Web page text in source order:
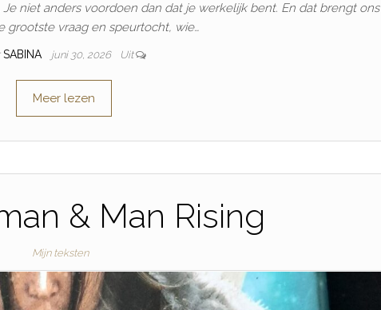
niet anders voordoen dan dat je werkelijk bent. En dat brengt ons
grootste vraag en speurtocht, wie…
SABINA juni 30, 2026 Uit
Meer lezen
& Man Rising
Mijn teksten